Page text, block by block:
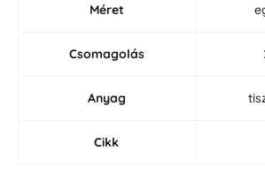
Méret
Csomagolás
Anyag
Cikk